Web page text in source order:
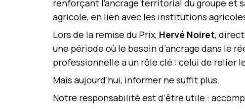
renforçant l’ancrage territorial du groupe et
agricole, en lien avec les institutions
Lors de la remise du Prix, Hervé Noiret,
une période où le besoin d’ancrage dans le
professionnelle a un rôle clé : celui de relier
Mais aujourd’hui, informer ne suffit plus.
Notre responsabilité est d’être utile :